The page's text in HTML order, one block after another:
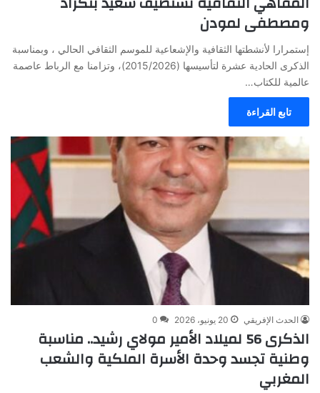
ومصطفى لمودن
إستمرارا لأنشطتها الثقافية والإشعاعية للموسم الثقافي الحالي ، وبمناسبة
الذكرى الحادية عشرة لتأسيسها (2015/2026)، وتزامنا مع الرباط عاصمة
عالمية للكتاب…
تابع القراءة
الحدث الإفريقي 20 يونيو، 2026 0
الذكرى 56 لميلاد الأمير مولاي رشيد.. مناسبة
وطنية تجسد وحدة الأسرة الملكية والشعب
المغربي